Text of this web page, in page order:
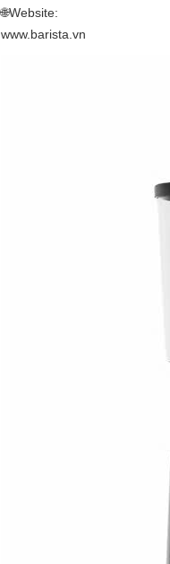
🌐Website:
www.barista.vn